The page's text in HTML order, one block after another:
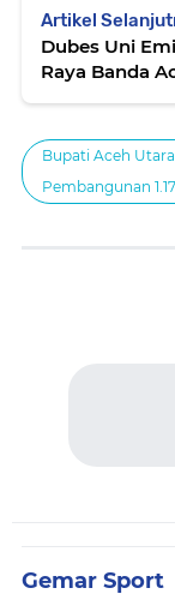
Artikel
Dubes Uni
Raya Banda
Bupati Aceh
Pembangunan
Gemar Sport